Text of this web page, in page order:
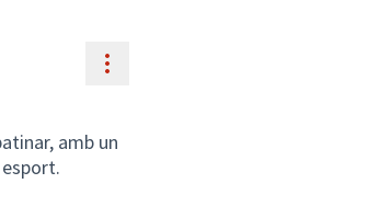
Controles de recursos
amb un